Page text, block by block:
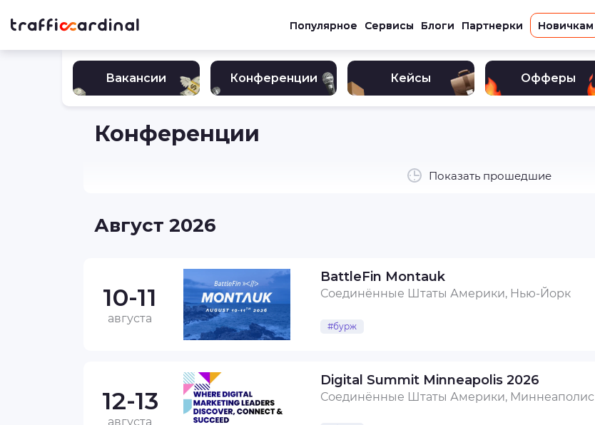
Популярное Сервисы Блоги Партнерки Новичкам
Вакансии Конференции Кейсы Офферы
Конференции
Показать прошедшие
Август 2026
10-11
августа
BattleFin Montauk
Соединённые Штаты Америки, Нью-Йорк
#бурж
12-13
августа
Digital Summit Minneapolis 2026
Соединённые Штаты Америки, Миннеаполис